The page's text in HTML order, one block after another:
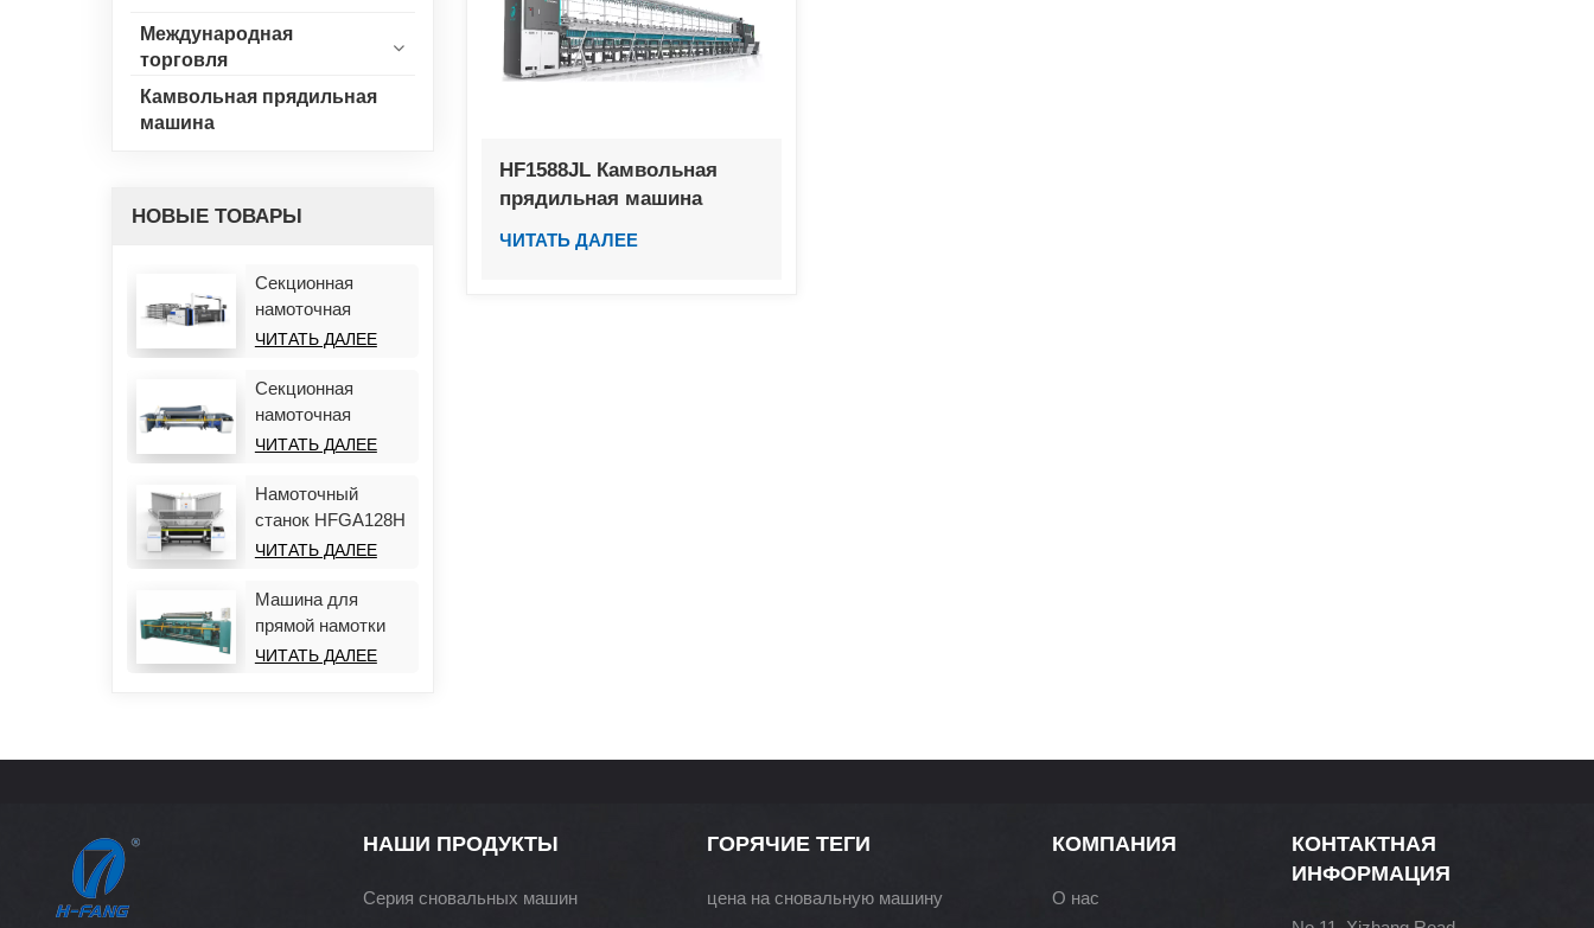
Международная
торговля
Камвольная прядильная
машина
НОВЫЕ ТОВАРЫ
Секционная
намоточная
машина HF928R
ЧИТАТЬ ДАЛЕЕ
Секционная
намоточная
машина HF988D-
ЧИТАТЬ ДАЛЕЕ
Намоточный
станок HFGA128H
ЧИТАТЬ ДАЛЕЕ
Машина для
прямой намотки
HFGA126
ЧИТАТЬ ДАЛЕЕ
HF1588JL Камвольная
прядильная машина
ЧИТАТЬ ДАЛЕЕ
НАШИ ПРОДУКТЫ
Серия сновальных машин
ГОРЯЧИЕ ТЕГИ
цена на сновальную машину
КОМПАНИЯ
О нас
КОНТАКТНАЯ
ИНФОРМАЦИЯ